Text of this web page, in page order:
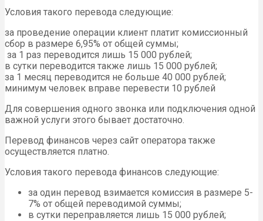
Условия такого перевода следующие:
за проведение операции клиент платит комиссионный
сбор в размере 6,95% от общей суммы;
за 1 раз переводится лишь 15 000 рублей;
в сутки переводится также лишь 15 000 рублей;
за 1 месяц переводится не больше 40 000 рублей;
минимум человек вправе перевести 10 рублей
Для совершения одного звонка или подключения одной
важной услуги этого бывает достаточно.
Перевод финансов через сайт оператора также
осуществляется платно.
Условия такого перевода финансов следующие:
за один перевод взимается комиссия в размере 5-
7% от общей переводимой суммы;
в сутки переправляется лишь 15 000 рублей;